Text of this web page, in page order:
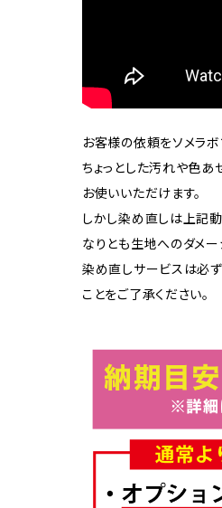
お客様の依頼をソメラボ
ちょっとした汚れや色
お使いいただけます。
しかし染め直しは上記
なりとも生地へのダメー
染め直しサービスは必
ことをご了承ください。